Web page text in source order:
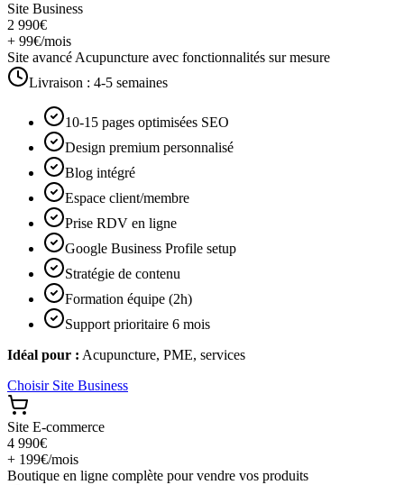
Site Business
2 990€
+ 99€/mois
Site avancé Acupuncture avec fonctionnalités sur mesure
Livraison : 4-5 semaines
10-15 pages optimisées SEO
Design premium personnalisé
Blog intégré
Espace client/membre
Prise RDV en ligne
Google Business Profile setup
Stratégie de contenu
Formation équipe (2h)
Support prioritaire 6 mois
Idéal pour : Acupuncture, PME, services
Choisir Site Business
Site E-commerce
4 990€
+ 199€/mois
Boutique en ligne complète pour vendre vos produits